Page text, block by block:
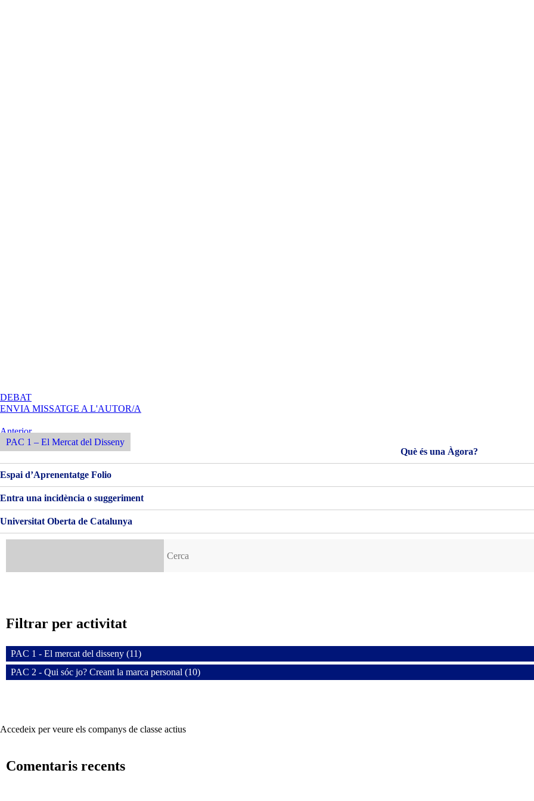
DEBATA
MARKETPLACES
ENVIA MISSATGE A L'AUTOR/A
Navegació
d'entrades
Entrada
Anterior
Anterior
PAC 1 – El Mercat del Disseny
Què és una Àgora?
Espai d’Aprenentatge Folio
Entra una incidència o suggeriment
Universitat Oberta de Catalunya
Filtrar per activitat
PAC 1 - El mercat del disseny (11)
PAC 2 - Qui sóc jo? Creant la marca personal (10)
Accedeix per veure els companys de classe actius
Comentaris recents